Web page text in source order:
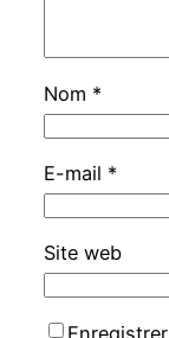
Nom *
E-mail *
Site web